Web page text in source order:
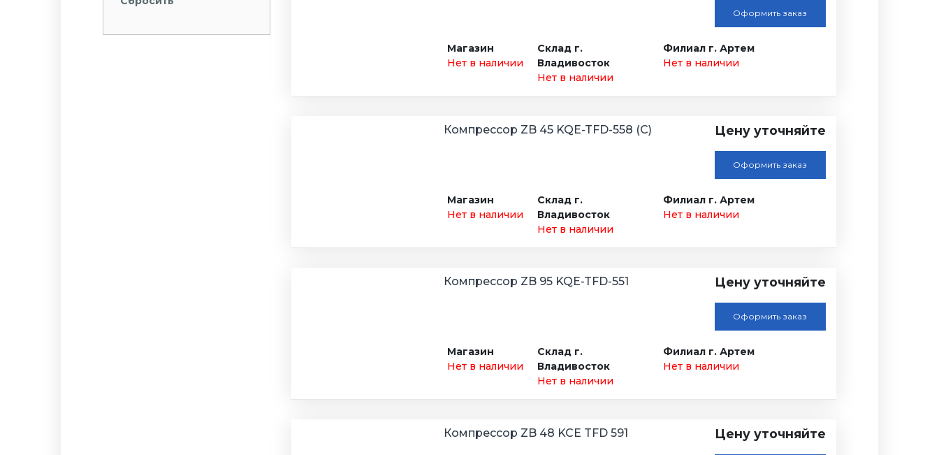
Оформить заказ
Магазин
Нет в наличии
Склад г.
Владивосток
Нет в наличии
Филиал г. Артем
Нет в наличии
Компрессор ZB 45 KQE-TFD-558 (С) Цену уточняйте
Оформить заказ
Магазин
Нет в наличии
Склад г.
Владивосток
Нет в наличии
Филиал г. Артем
Нет в наличии
Компрессор ZB 95 KQE-TFD-551 Цену уточняйте
Оформить заказ
Магазин
Нет в наличии
Склад г.
Владивосток
Нет в наличии
Филиал г. Артем
Нет в наличии
Компрессор ZB 48 KCE TFD 591 Цену уточняйте